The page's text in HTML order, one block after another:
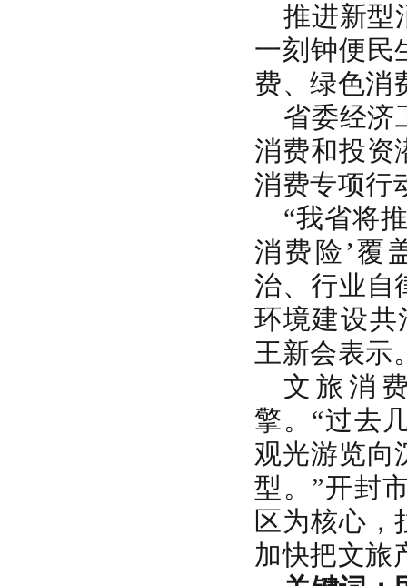
推进新型
一刻钟便民
费、绿色
省委经济
消费和投资
消费专项行
“我省将
消费险’覆
治、行业自
环境建设共
王新会表示
文旅消
擎。“过去
观光游览向
型。”开封
区为核心，
加快把文旅